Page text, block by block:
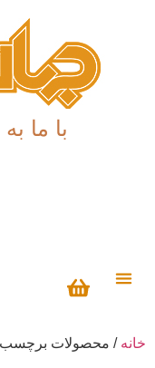
با ما
خانه / محصولات برچسب